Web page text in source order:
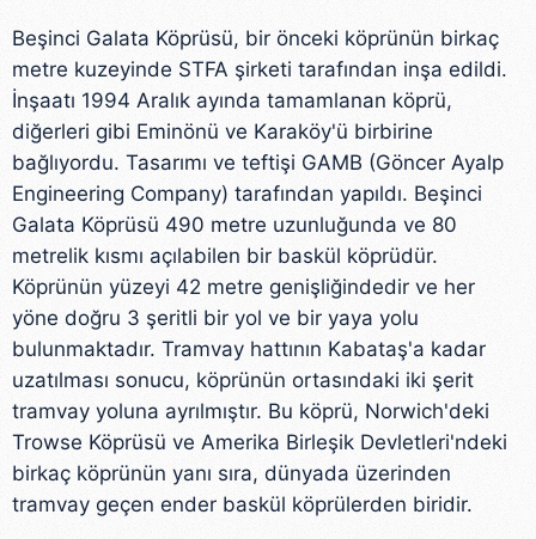
Beşinci Galata Köprüsü, bir önceki köprünün birkaç
metre kuzeyinde STFA şirketi tarafından inşa edildi.
İnşaatı 1994 Aralık ayında tamamlanan köprü,
diğerleri gibi Eminönü ve Karaköy'ü birbirine
bağlıyordu. Tasarımı ve teftişi GAMB (Göncer Ayalp
Engineering Company) tarafından yapıldı. Beşinci
Galata Köprüsü 490 metre uzunluğunda ve 80
metrelik kısmı açılabilen bir baskül köprüdür.
Köprünün yüzeyi 42 metre genişliğindedir ve her
yöne doğru 3 şeritli bir yol ve bir yaya yolu
bulunmaktadır. Tramvay hattının Kabataş'a kadar
uzatılması sonucu, köprünün ortasındaki iki şerit
tramvay yoluna ayrılmıştır. Bu köprü, Norwich'deki
Trowse Köprüsü ve Amerika Birleşik Devletleri'ndeki
birkaç köprünün yanı sıra, dünyada üzerinden
tramvay geçen ender baskül köprülerden biridir.